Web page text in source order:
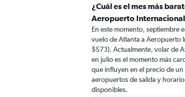
categories.
Range:
91
categories.
The
chart
has
1
Y
axis
¿Cuál es el mes más
Aeropuerto Internacional
En este momento, septiembre
vuelo de Atlanta a Aeropuerto
$573). Actualmente, volar de
en julio es el momento más
que influyen en el precio de
aeropuertos de salida y
disponibles.